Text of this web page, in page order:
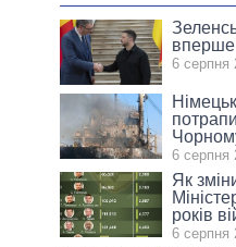
вперше
6 серпня
6 серпня
Як
років
6 серпня